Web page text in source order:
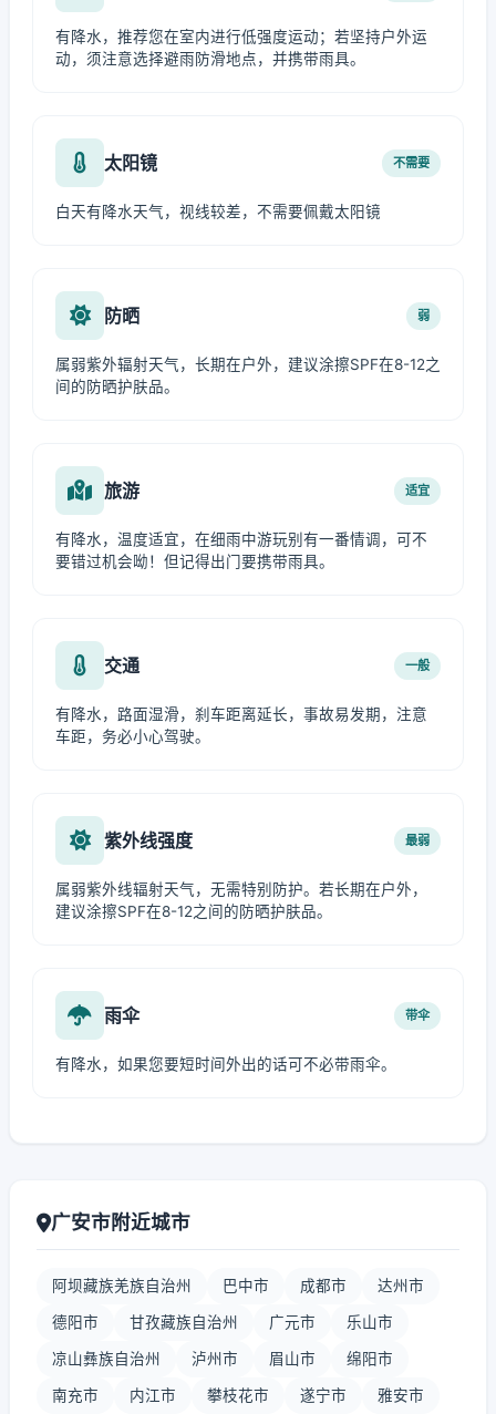
有降水，推荐您在室内进行低强度运动；若坚持户外运
动，须注意选择避雨防滑地点，并携带雨具。
太阳镜 不需要
白天有降水天气，视线较差，不需要佩戴太阳镜
防晒 弱
属弱紫外辐射天气，长期在户外，建议涂擦SPF在8-12之
间的防晒护肤品。
旅游 适宜
有降水，温度适宜，在细雨中游玩别有一番情调，可不
要错过机会呦！但记得出门要携带雨具。
交通 一般
有降水，路面湿滑，刹车距离延长，事故易发期，注意
车距，务必小心驾驶。
紫外线强度 最弱
属弱紫外线辐射天气，无需特别防护。若长期在户外，
建议涂擦SPF在8-12之间的防晒护肤品。
雨伞 带伞
有降水，如果您要短时间外出的话可不必带雨伞。
广安市附近城市
阿坝藏族羌族自治州 巴中市 成都市 达州市
德阳市 甘孜藏族自治州 广元市 乐山市
凉山彝族自治州 泸州市 眉山市 绵阳市
南充市 内江市 攀枝花市 遂宁市 雅安市